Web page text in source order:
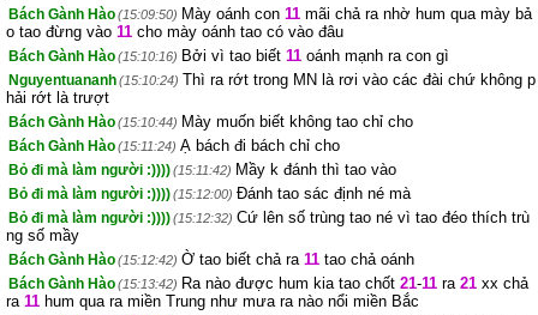
Bách Gành Hào(15:09:50) Mày oánh con 11 mãi chả ra nhờ hum qua mày bả
o tao đừng vào 11 cho mày oánh tao có vào đâu
Bách Gành Hào(15:10:16) Bởi vì tao biết 11 oánh mạnh ra con gì
Nguyentuananh(15:10:24) Thì ra rớt trong MN là rơi vào các đài chứ không p
hải rớt là trượt
Bách Gành Hào(15:10:44) Mày muốn biết không tao chỉ cho
Bách Gành Hào(15:11:24) Ạ bách đi bách chỉ cho
Bỏ đi mà làm người :))))(15:11:42) Mầy k đánh thì tao vào
Bỏ đi mà làm người :))))(15:12:00) Đánh tao sác định né mà
Bỏ đi mà làm người :))))(15:12:32) Cứ lên số trùng tao né vì tao đéo thích trù
ng số mầy
Bách Gành Hào(15:12:42) Ờ tao biết chả ra 11 tao chả oánh
Bách Gành Hào(15:13:42) Ra nào được hum kia tao chốt 21-11 ra 21 xx chả
ra 11 hum qua ra miền Trung như mưa ra nào nổi miền Bắc